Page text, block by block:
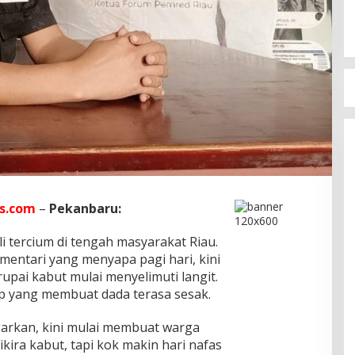
– Pekanbaru:
tercium di tengah masyarakat Riau.
yang menyapa pagi hari, kini
kabut mulai menyelimuti langit.
membuat dada terasa sesak.
kini mulai membuat warga
kabut, tapi kok makin hari nafas